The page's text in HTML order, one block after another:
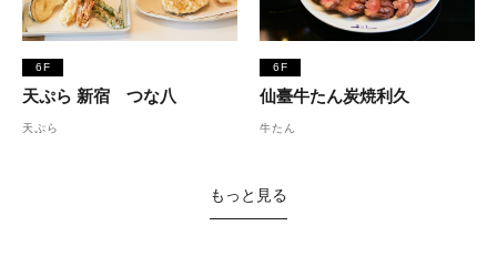
6F
天ぷら 新宿 つな八
天ぷら
6F
仙臺牛たん炭焼利久
牛たん
もっと見る